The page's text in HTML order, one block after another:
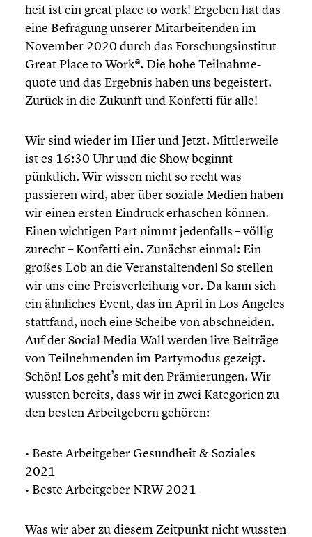
heit ist ein great place to work! Ergeben hat das
eine Befragung unserer Mitar­bei­ten­den im
November 2020 durch das Forschungs­in­sti­tut
Great Place to Work®. Die hohe Teilnah­me­
quote und das Ergebnis haben uns begeis­tert.
Zurück in die Zukunft und Konfetti für alle!
Wir sind wieder im Hier und Jetzt. Mittler­weile
ist es 16:30 Uhr und die Show beginnt
pünktlich. Wir wissen nicht so recht was
passieren wird, aber über soziale Medien haben
wir einen ersten Eindruck erhaschen können.
Einen wichtigen Part nimmt jeden­falls – völlig
zurecht – Konfetti ein. Zunächst einmal: Ein
großes Lob an die Veran­stal­ten­den! So stellen
wir uns eine Preis­ver­lei­hung vor. Da kann sich
ein ähnliches Event, das im April in Los Angeles
stattfand, noch eine Scheibe von abschnei­den.
Auf der Social Media Wall werden live Beiträge
von Teilneh­men­den im Party­mo­dus gezeigt.
Schön! Los geht’s mit den Prämie­run­gen. Wir
wussten bereits, dass wir in zwei Katego­rien zu
den besten Arbeit­ge­bern gehören:
• Beste Arbeit­ge­ber Gesund­heit & Soziales
2021
• Beste Arbeit­ge­ber NRW 2021
Was wir aber zu diesem Zeitpunkt nicht wussten